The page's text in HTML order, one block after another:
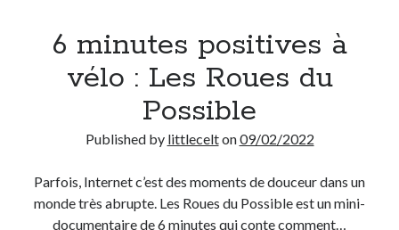
6 minutes positives à
vélo : Les Roues du
Possible
Published by littlecelton09/02/2022
Parfois, Internet c’est des moments de douceur dans un
monde très abrupte. Les Roues du Possible est un mini-
documentaire de 6 minutes qui conte comment…